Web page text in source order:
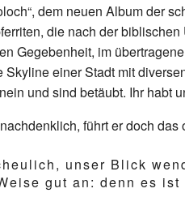
dem neuen Album der
die nach der
Gegebenheit, im
einer Stadt mit
und sind betäubt. Ihr habt
führt er doch
unser Blick
gut an: denn es